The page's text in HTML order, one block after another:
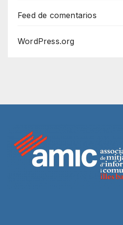
Feed de comentarios
WordPress.org